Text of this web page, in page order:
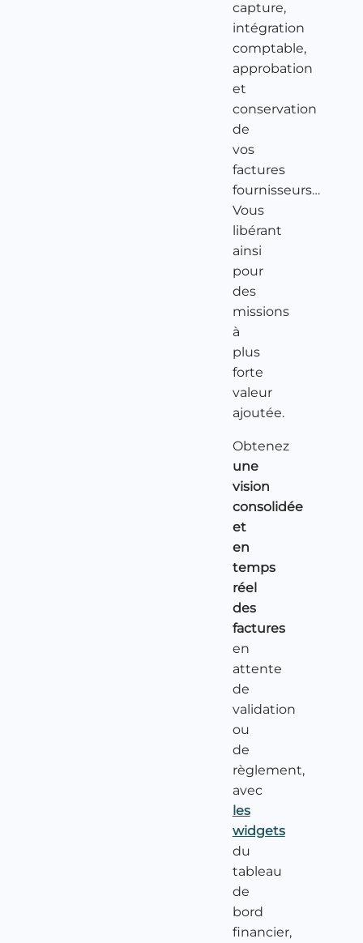
capture,
intégration
comptable,
approbation
et
conservation
de
vos
factures
fournisseurs…
Vous
libérant
ainsi
pour
des
missions
à
plus
forte
valeur
ajoutée.
Obtenez
une
vision
consolidée
et
en
temps
réel
des
factures
en
attente
de
validation
ou
de
règlement,
avec
les
widgets
du
tableau
de
bord
financier,